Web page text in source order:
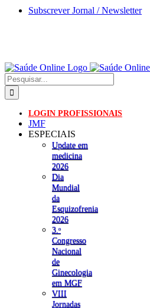
Skip
Subscrever Jornal / Newsletter
Pesquisar
LOGIN PROFISSIONAIS
JMF
ESPECIAIS
Update em
medicina
2026
Dia
Mundial
da
Esquizofrenia
2026
3.ᵒ
Congresso
Nacional
de
Ginecologia
em MGF
VIII
Jornadas